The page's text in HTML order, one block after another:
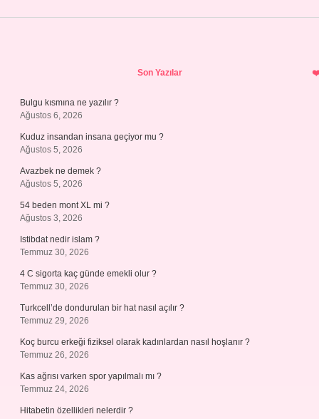
Son Yazılar
Bulgu kısmına ne yazılır ?
Ağustos 6, 2026
Kuduz insandan insana geçiyor mu ?
Ağustos 5, 2026
Avazbek ne demek ?
Ağustos 5, 2026
54 beden mont XL mi ?
Ağustos 3, 2026
Istibdat nedir islam ?
Temmuz 30, 2026
4 C sigorta kaç günde emekli olur ?
Temmuz 30, 2026
Turkcell’de dondurulan bir hat nasıl açılır ?
Temmuz 29, 2026
Koç burcu erkeği fiziksel olarak kadınlardan nasıl hoşlanır ?
Temmuz 26, 2026
Kas ağrısı varken spor yapılmalı mı ?
Temmuz 24, 2026
Hitabetin özellikleri nelerdir ?